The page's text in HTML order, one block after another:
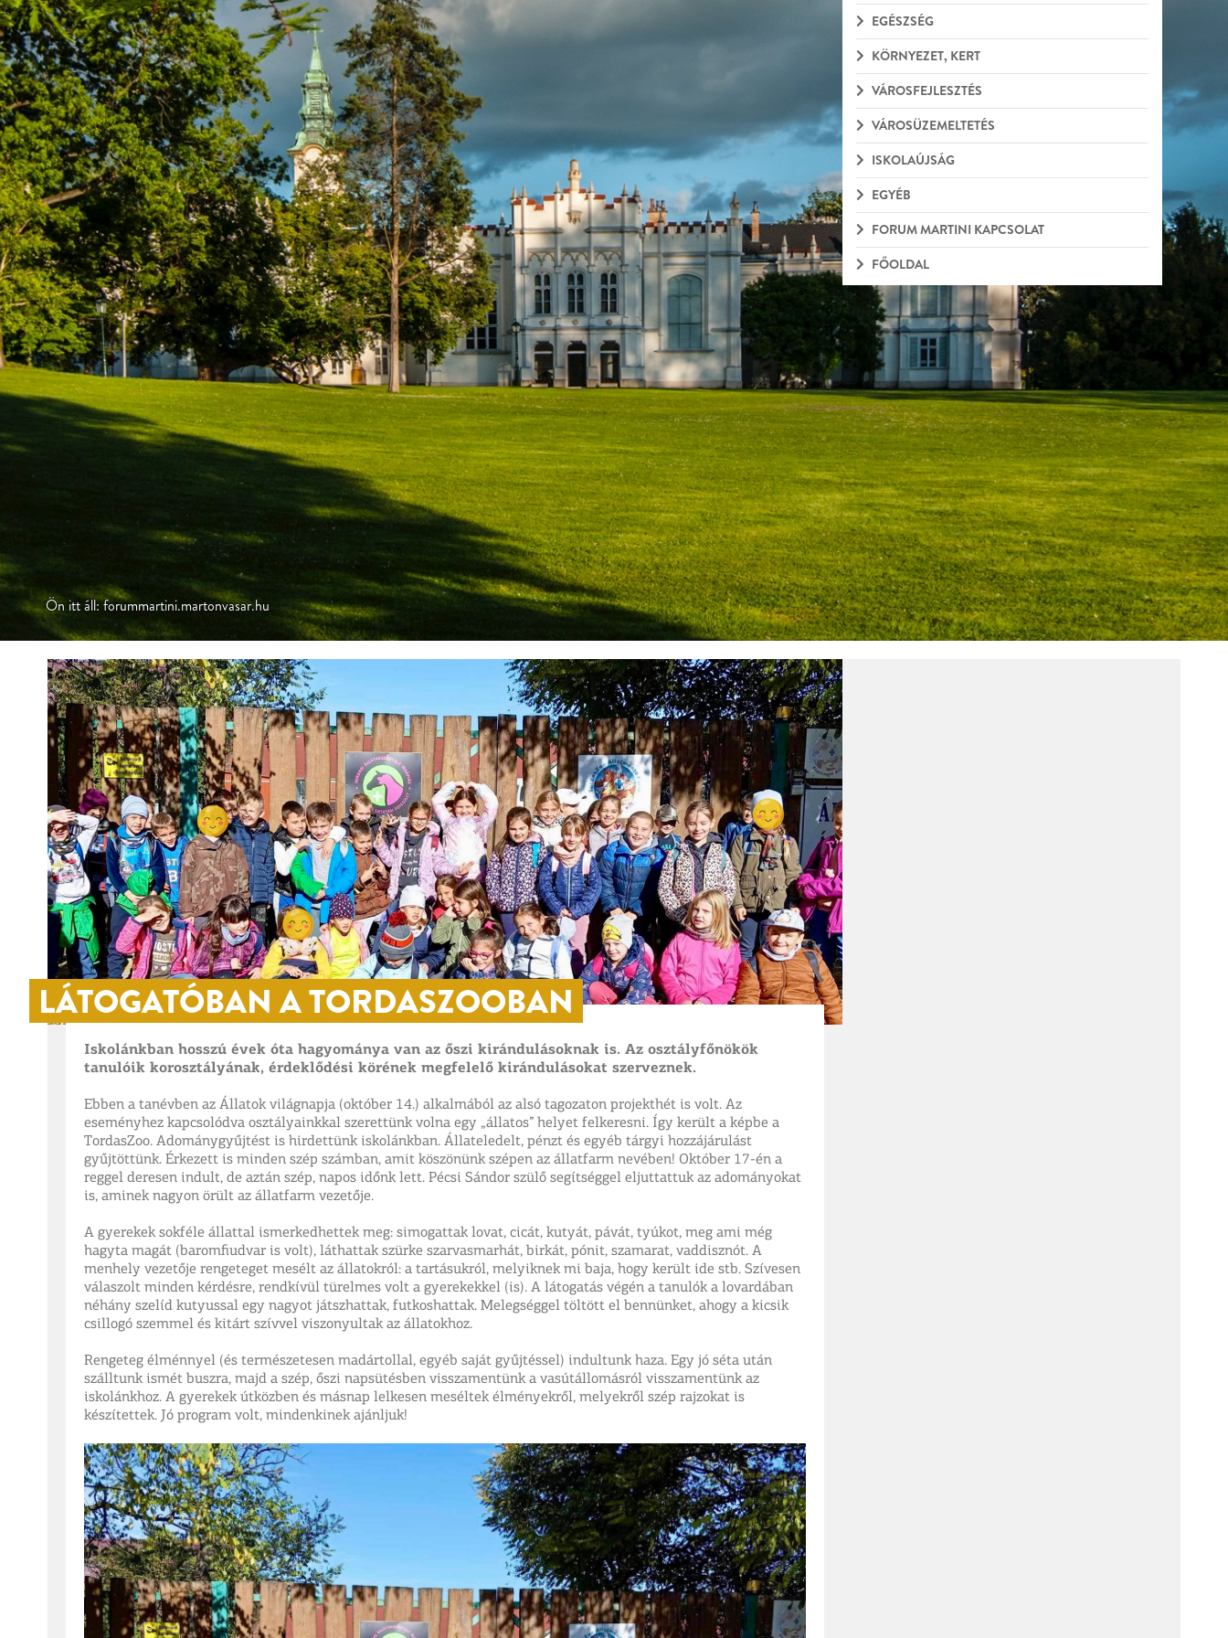
EGÉSZSÉG
KÖRNYEZET, KERT
VÁROSFEJLESZTÉS
VÁROSÜZEMELTETÉS
ISKOLAÚJSÁG
EGYÉB
FORUM MARTINI KAPCSOLAT
FŐOLDAL
Ön itt áll: forummartini.martonvasar.hu
LÁTOGATÓBAN A TORDASZOOBAN
Iskolánkban hosszú évek óta hagyománya van az őszi kirándulásoknak is. Az osztályfőnökök
tanulóik korosztályának, érdeklődési körének megfelelő kirándulásokat szerveznek.
Ebben a tanévben az Állatok világnapja (október 14.) alkalmából az alsó tagozaton projekthét is volt. Az
eseményhez kapcsolódva osztályainkkal szerettünk volna egy „állatos” helyet felkeresni. Így került a képbe a
TordasZoo. Adománygyűjtést is hirdettünk iskolánkban. Állateledelt, pénzt és egyéb tárgyi hozzájárulást
gyűjtöttünk. Érkezett is minden szép számban, amit köszönünk szépen az állatfarm nevében! Október 17-én a
reggel deresen indult, de aztán szép, napos időnk lett. Pécsi Sándor szülő segítséggel eljuttattuk az adományokat
is, aminek nagyon örült az állatfarm vezetője.
A gyerekek sokféle állattal ismerkedhettek meg: simogattak lovat, cicát, kutyát, pávát, tyúkot, meg ami még
hagyta magát (baromfiudvar is volt), láthattak szürke szarvasmarhát, birkát, pónit, szamarat, vaddisznót. A
menhely vezetője rengeteget mesélt az állatokról: a tartásukról, melyiknek mi baja, hogy került ide stb. Szívesen
válaszolt minden kérdésre, rendkívül türelmes volt a gyerekekkel (is). A látogatás végén a tanulók a lovardában
néhány szelíd kutyussal egy nagyot játszhattak, futkoshattak. Melegséggel töltött el bennünket, ahogy a kicsik
csillogó szemmel és kitárt szívvel viszonyultak az állatokhoz.
Rengeteg élménnyel (és természetesen madártollal, egyéb saját gyűjtéssel) indultunk haza. Egy jó séta után
szálltunk ismét buszra, majd a szép, őszi napsütésben visszamentünk a vasútállomásról visszamentünk az
iskolánkhoz. A gyerekek útközben és másnap lelkesen meséltek élményekről, melyekről szép rajzokat is
készítettek. Jó program volt, mindenkinek ajánljuk!​​​​​​​